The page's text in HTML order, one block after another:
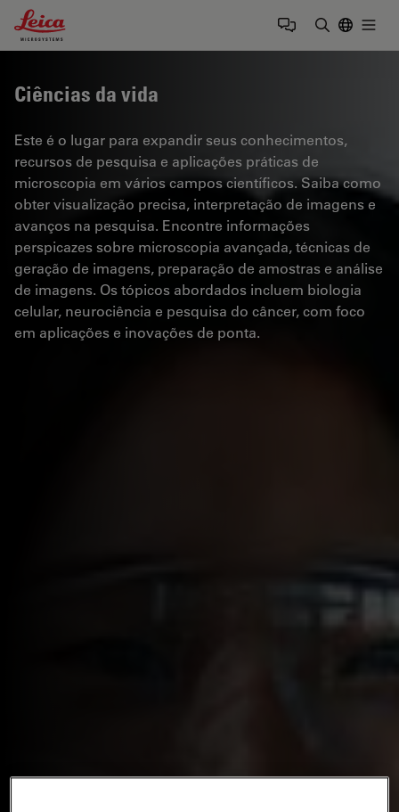
Leica Microsystems Logo
Ciências da vida
Este é o lugar para expandir seus conhecimentos,
recursos de pesquisa e aplicações práticas de
microscopia em vários campos científicos. Saiba como
obter visualização precisa, interpretação de imagens e
avanços na pesquisa. Encontre informações
perspicazes sobre microscopia avançada, técnicas de
geração de imagens, preparação de amostras e análise
de imagens. Os tópicos abordados incluem biologia
celular, neurociência e pesquisa do câncer, com foco
em aplicações e inovações de ponta.